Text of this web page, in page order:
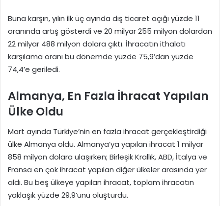
Buna karşın, yılın ilk üç ayında dış ticaret açığı yüzde 11
oranında artış gösterdi ve 20 milyar 255 milyon dolardan
22 milyar 488 milyon dolara çıktı. İhracatın ithalatı
karşılama oranı bu dönemde yüzde 75,9’dan yüzde
74,4’e geriledi.
Almanya, En Fazla İhracat Yapılan
Ülke Oldu
Mart ayında Türkiye’nin en fazla ihracat gerçekleştirdiği
ülke Almanya oldu. Almanya’ya yapılan ihracat 1 milyar
858 milyon dolara ulaşırken; Birleşik Krallık, ABD, İtalya ve
Fransa en çok ihracat yapılan diğer ülkeler arasında yer
aldı. Bu beş ülkeye yapılan ihracat, toplam ihracatın
yaklaşık yüzde 29,9’unu oluşturdu.